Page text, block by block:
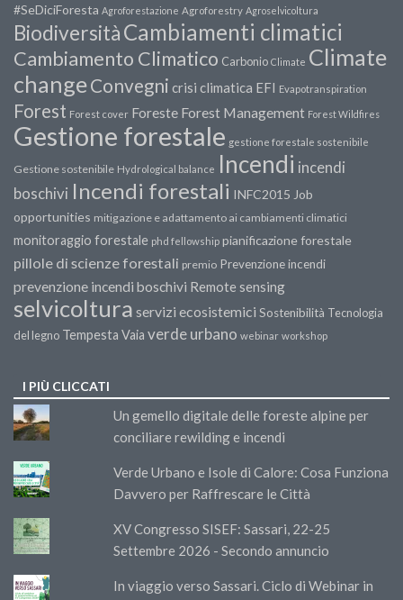
#SeDiciForesta Agroforestazione Agroforestry Agroselvicoltura
BiodiversitàCambiamenti climatici
Cambiamento Climatico Carbonio Climate Climate
changeConvegni crisi climatica EFI Evapotranspiration
Forest Forest cover Foreste Forest Management Forest Wildfires
Gestione forestale gestione forestale sostenibile
Gestione sostenibile Hydrological balance Incendi incendi
boschivi Incendi forestali INFC2015 Job
opportunities mitigazione e adattamento ai cambiamenti climatici
monitoraggio forestale phd fellowship pianificazione forestale
pillole di scienze forestali premio Prevenzione incendi
prevenzione incendi boschivi Remote sensing
selvicoltura servizi ecosistemici Sostenibilità Tecnologia
del legno Tempesta Vaia verde urbano webinar workshop
I PIÙ CLICCATI
Un gemello digitale delle foreste alpine per
conciliare rewilding e incendi
Verde Urbano e Isole di Calore: Cosa Funziona
Davvero per Raffrescare le Città
XV Congresso SISEF: Sassari, 22-25
Settembre 2026 - Secondo annuncio
In viaggio verso Sassari. Ciclo di Webinar in